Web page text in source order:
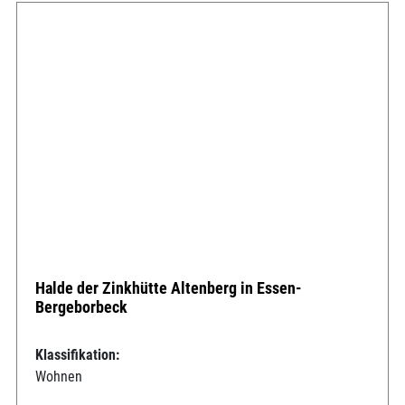
Halde der Zinkhütte Altenberg in Essen-
Bergeborbeck
Klassifikation:
Wohnen